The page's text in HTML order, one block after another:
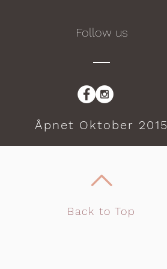
Back to Top
Follow us
Åpnet Oktober 2015